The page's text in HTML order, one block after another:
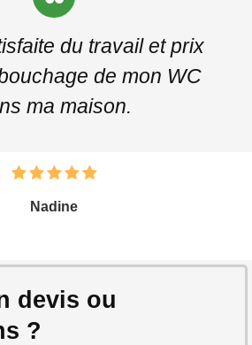
du travail et prix
de mon WC
ma maison.
Nadine
devis ou
?